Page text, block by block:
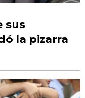
sus
la pizarra